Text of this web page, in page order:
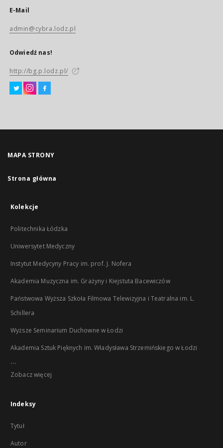
E-Mail
admin@cybra.lodz.pl
Odwiedź nas!
http://bg.p.lodz.pl/
MAPA STRONY
Strona główna
Kolekcje
Politechnika Łódzka
Uniwersytet Medyczny
Instytut Medycyny Pracy im. prof. J. Nofera
Akademia Muzyczna im. Grażyny i Kiejstuta Bacewiczów
Państwowa Wyższa Szkoła Filmowa Telewizyjna i Teatralna im. L.
Schillera
Wyższe Seminarium Duchowne w Łodzi
Akademia Sztuk Pięknych im. Władysława Strzemińskiego w Łodzi
...
Zobacz więcej
Indeksy
Tytuł
Autor